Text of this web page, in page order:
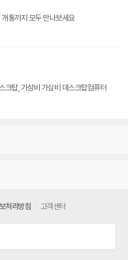
통까지 모두 만나보세요
크탑, 가성비 가심비 데스크탑컴퓨터
처리방침 고객센터